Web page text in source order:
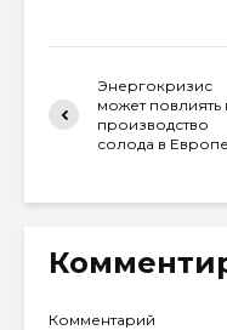
Энергокризис
может повлиять
производство
солода в Европе
Комментарий